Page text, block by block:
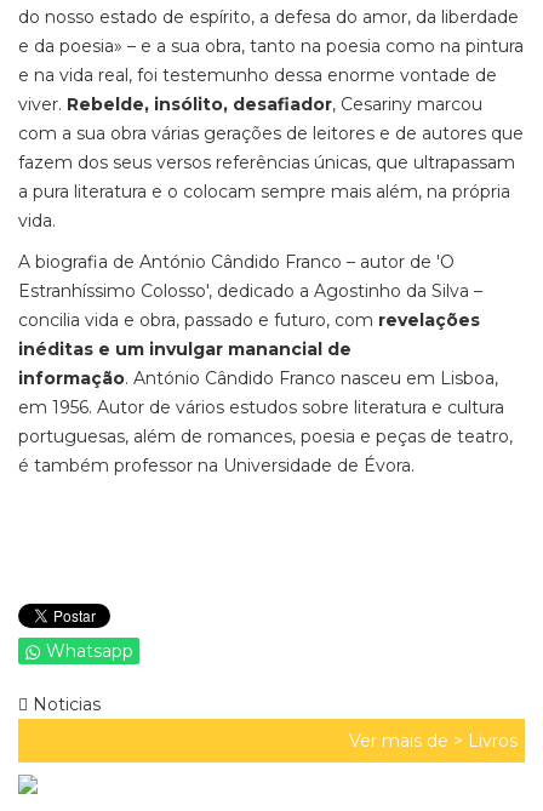
do nosso estado de espírito, a defesa do amor, da liberdade
e da poesia» – e a sua obra, tanto na poesia como na pintura
e na vida real, foi testemunho dessa enorme vontade de
viver. Rebelde, insólito, desafiador, Cesariny marcou
com a sua obra várias gerações de leitores e de autores que
fazem dos seus versos referências únicas, que ultrapassam
a pura literatura e o colocam sempre mais além, na própria
vida.
A biografia de António Cândido Franco – autor de 'O
Estranhíssimo Colosso', dedicado a Agostinho da Silva –
concilia vida e obra, passado e futuro, com revelações
inéditas e um invulgar manancial de
informação. António Cândido Franco nasceu em Lisboa,
em 1956. Autor de vários estudos sobre literatura e cultura
portuguesas, além de romances, poesia e peças de teatro,
é também professor na Universidade de Évora.
Whatsapp
Noticias
Ver mais de > Livros